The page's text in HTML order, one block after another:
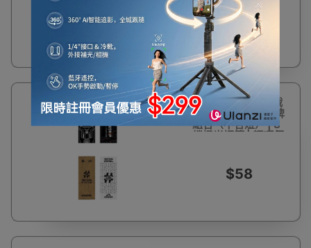
$344 $388
SHINETRIP 山趣 戰
術掛扣徽章燈 - 燈牌
組合（不含燈） | 8
檔燈光調節 | 輕巧便
$58